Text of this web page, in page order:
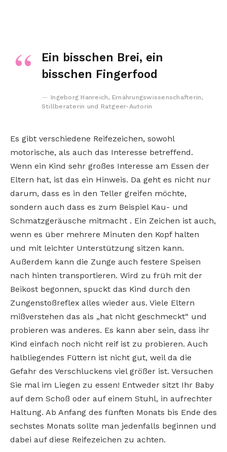
Ein bisschen Brei, ein
bisschen Fingerfood
Ingeborg Hanreich, Ernährungswissenschafterin,
Stillberaterin und Ratgeer-Autorin
Es gibt verschiedene Reifezeichen, sowohl
motorische, als auch das Interesse betreffend.
Wenn ein Kind sehr großes Interesse am Essen der
Eltern hat, ist das ein Hinweis. Da geht es nicht nur
darum, dass es in den Teller greifen möchte,
sondern auch dass es zum Beispiel Kau- und
Schmatzgeräusche mitmacht . Ein Zeichen ist auch,
wenn es über mehrere Minuten den Kopf halten
und mit leichter Unterstützung sitzen kann.
Außerdem kann die Zunge auch festere Speisen
nach hinten transportieren. Wird zu früh mit der
Beikost begonnen, spuckt das Kind durch den
Zungenstoßreflex alles wieder aus. Viele Eltern
mißverstehen das als „hat nicht geschmeckt“ und
probieren was anderes. Es kann aber sein, dass ihr
Kind einfach noch nicht reif ist zu probieren. Auch
halbliegendes Füttern ist nicht gut, weil da die
Gefahr des Verschluckens viel größer ist. Versuchen
Sie mal im Liegen zu essen! Entweder sitzt Ihr Baby
auf dem Schoß oder auf einem Stuhl, in aufrechter
Haltung. Ab Anfang des fünften Monats bis Ende des
sechstes Monats sollte man jedenfalls beginnen und
dabei auf diese Reifezeichen zu achten.